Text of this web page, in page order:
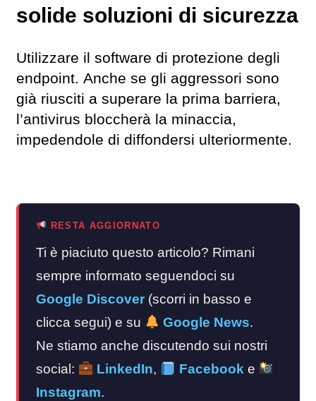
solide soluzioni di sicurezza
Utilizzare il software di protezione degli
endpoint. Anche se gli aggressori sono
già riusciti a superare la prima barriera,
l’antivirus bloccherà la minaccia,
impedendole di diffondersi ulteriormente.
RESTA AGGIORNATO
Ti è piaciuto questo articolo? Rimani
sempre informato seguendoci su
Google Discover (scorri in basso e
clicca segui) e su
Google News.
Ne stiamo anche discutendo sui nostri
social:
LinkedIn, Facebook e
Instagram.